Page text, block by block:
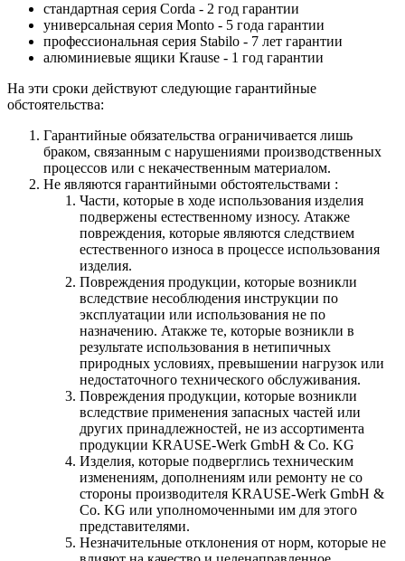
стандартная серия Corda - 2 год гарантии
универсальная серия Monto - 5 года гарантии
профессиональная серия Stabilo - 7 лет гарантии
алюминиевые ящики Krause - 1 год гарантии
На эти сроки действуют следующие гарантийные
обстоятельства:
Гарантийные обязательства ограничивается лишь
браком, связанным с нарушениями производственных
процессов или с некачественным материалом.
Не являются гарантийными обстоятельствами :
Части, которые в ходе использования изделия
подвержены естественному износу. Атакже
повреждения, которые являются следствием
естественного износа в процессе использования
изделия.
Повреждения продукции, которые возникли
вследствие несоблюдения инструкции по
эксплуатации или использования не по
назначению. Атакже те, которые возникли в
результате использования в нетипичных
природных условиях, превышении нагрузок или
недостаточного технического обслуживания.
Повреждения продукции, которые возникли
вследствие применения запасных частей или
других принадлежностей, не из ассортимента
продукции KRAUSE-Werk GmbH & Со. KG
Изделия, которые подверглись техническим
изменениям, дополнениям или ремонту не со
стороны производителя KRAUSE-Werk GmbH &
Со. KG или уполномоченными им для этого
представителями.
Незначительные отклонения от норм, которые не